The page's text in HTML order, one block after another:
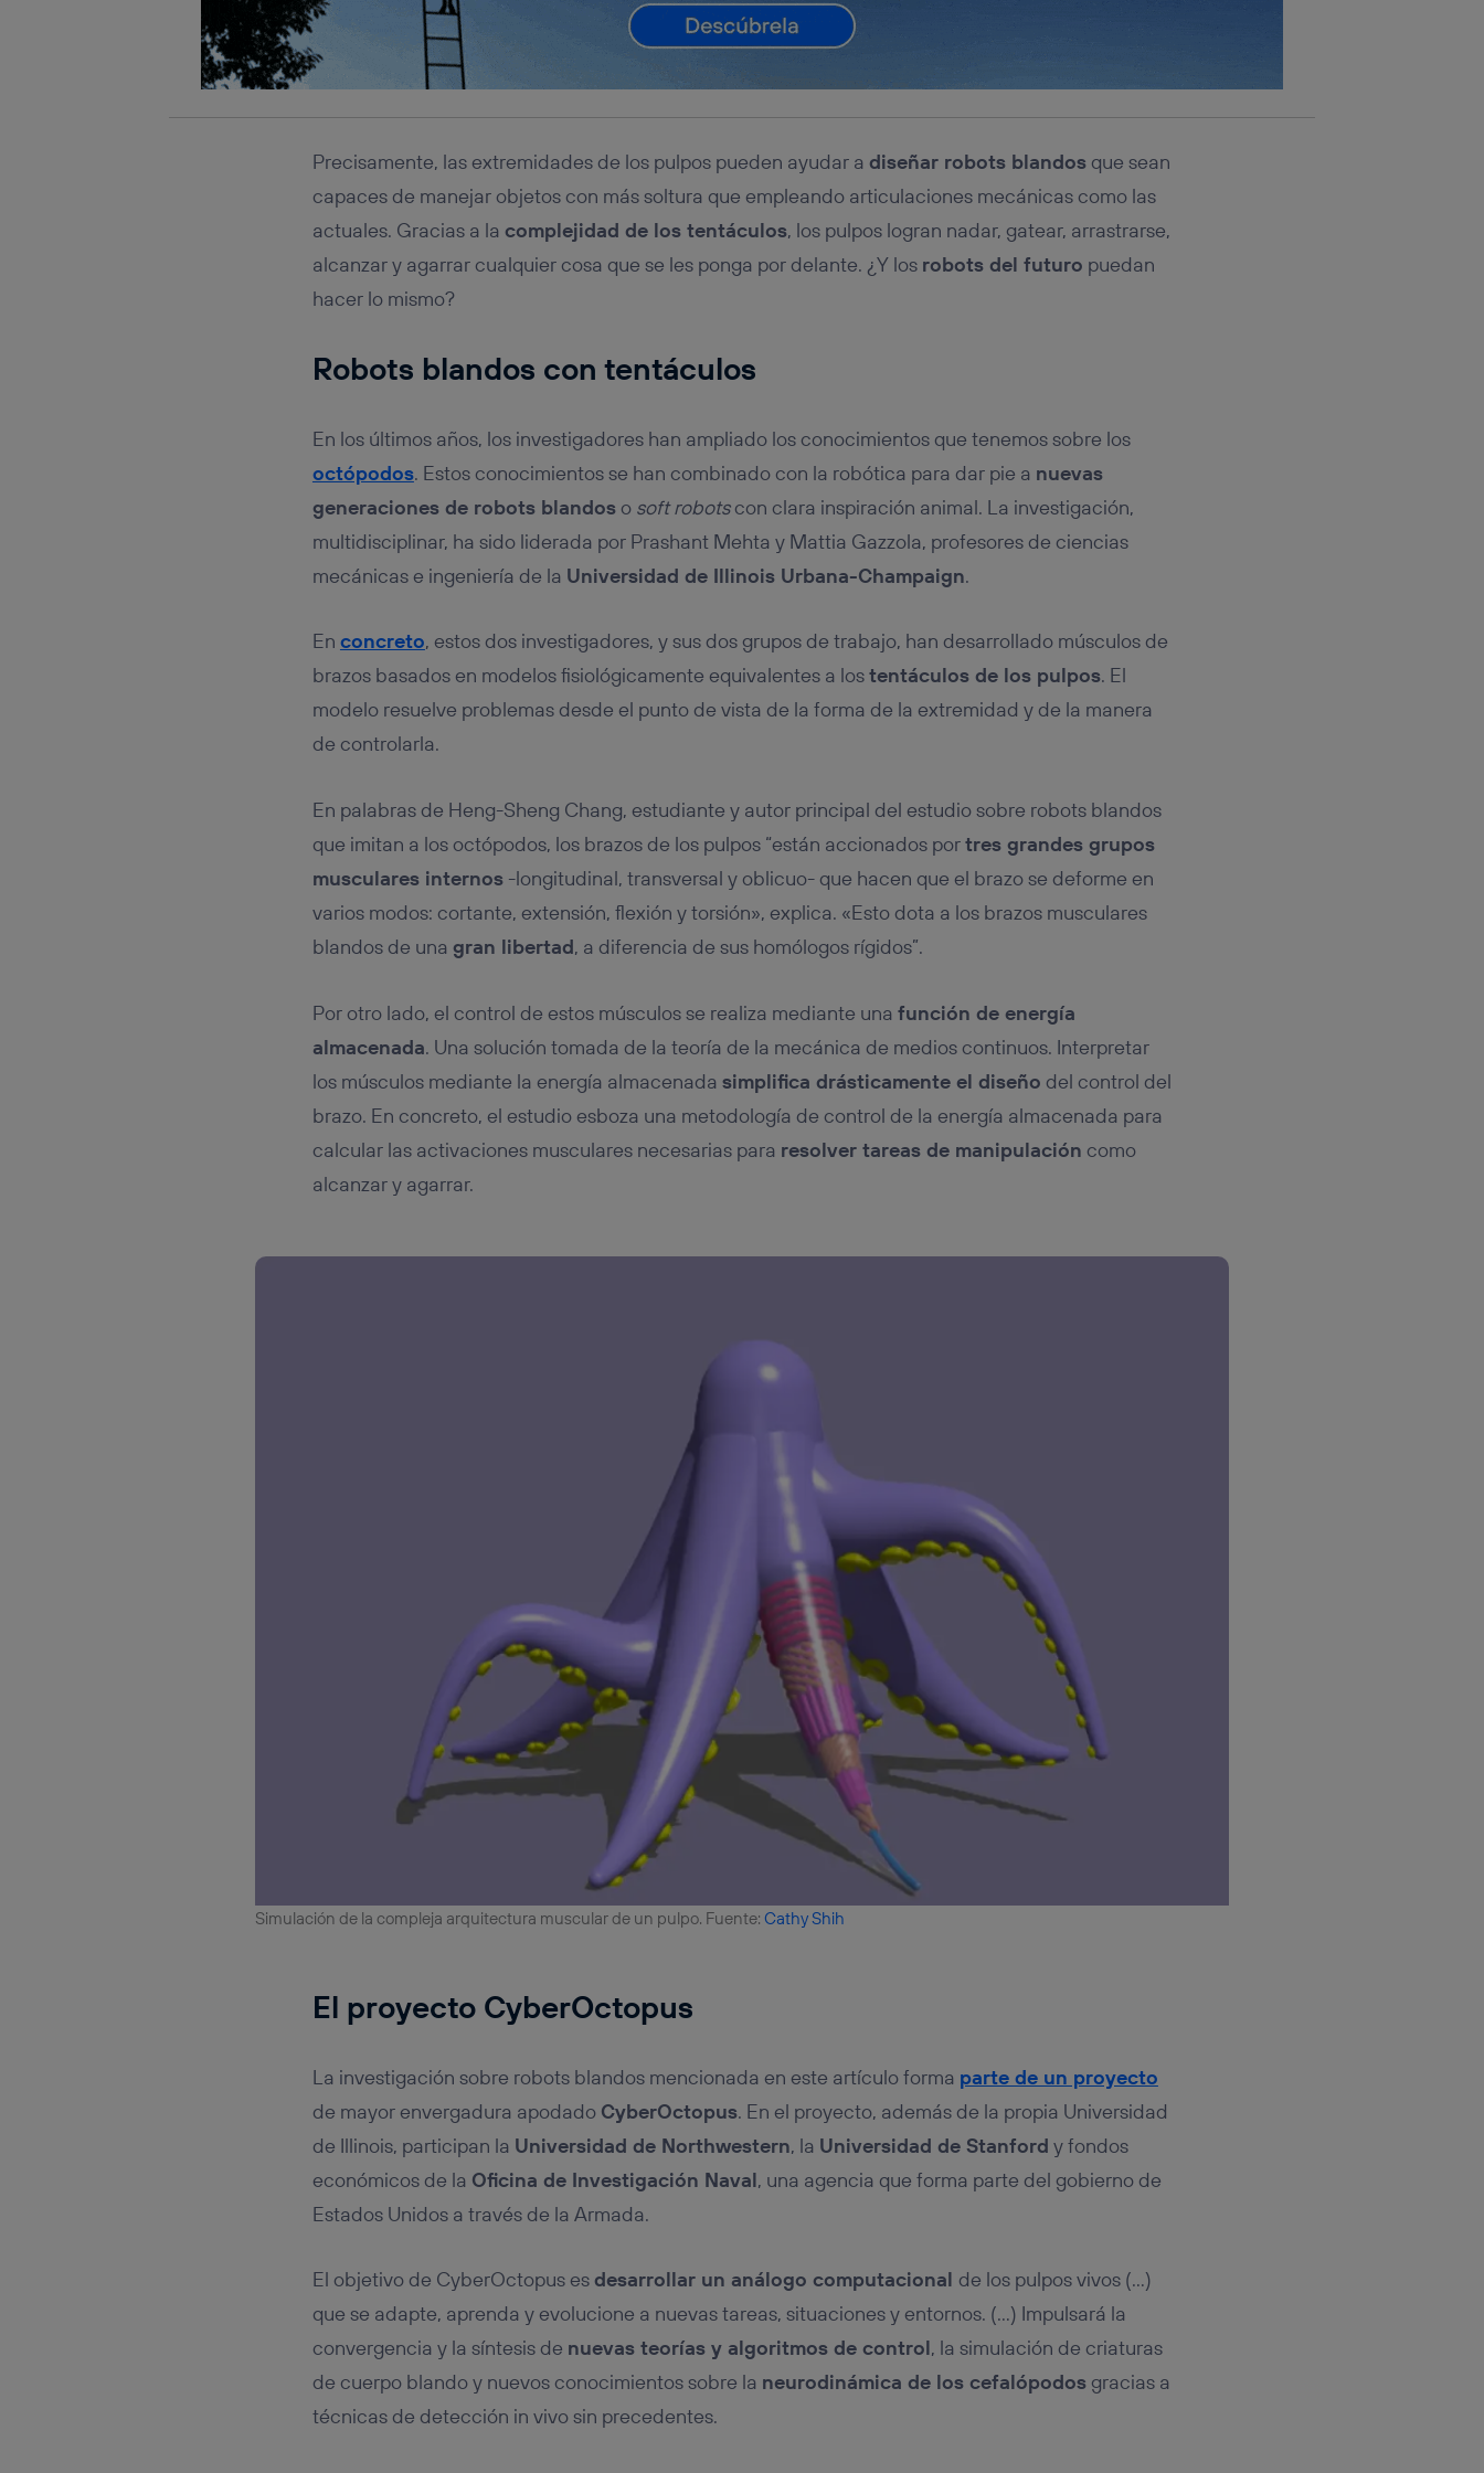
Precisamente, las extremidades de los pulpos pueden ayudar a diseñar robots blandosque sean
capaces de manejar objetos con más soltura que empleando articulaciones mecánicas como las
actuales. Gracias a la complejidad de los tentáculos, los pulpos logran nadar, gatear, arrastrarse,
alcanzar y agarrar cualquier cosa que se les ponga por delante. ¿Y los robots del futuro puedan
hacer lo mismo?
Robots blandos con tentáculos
En los últimos años, los investigadores han ampliado los conocimientos que tenemos sobre los
octópodos. Estos conocimientos se han combinado con la robótica para dar pie a nuevas
generaciones de robots blandoso soft robotscon clara inspiración animal. La investigación,
multidisciplinar, ha sido liderada por Prashant Mehta y Mattia Gazzola, profesores de ciencias
mecánicas e ingeniería de la Universidad de Illinois Urbana-Champaign.
En concreto, estos dos investigadores, y sus dos grupos de trabajo, han desarrollado músculos de
brazos basados en modelos fisiológicamente equivalentes a lostentáculos de los pulpos. El
modelo resuelve problemas desde el punto de vista de la forma de la extremidad y de la manera
de controlarla.
En palabras de Heng-Sheng Chang, estudiante y autor principal del estudio sobre robots blandos
que imitan a los octópodos, los brazos de los pulpos “están accionados portres grandes grupos
musculares internos-longitudinal, transversal y oblicuo- que hacen que el brazo se deforme en
varios modos: cortante, extensión, flexión y torsión», explica. «Esto dota a los brazos musculares
blandos de una gran libertad, a diferencia de sus homólogos rígidos”.
Por otro lado, el control de estos músculos se realiza mediante una función de energía
almacenada. Una solución tomada de la teoría de la mecánica de medios continuos. Interpretar
los músculos mediante la energía almacenada simplifica drásticamente el diseño del control del
brazo. En concreto, el estudio esboza una metodología de control de la energía almacenada para
calcular las activaciones musculares necesarias para resolver tareas de manipulación como
alcanzar y agarrar.
Simulación de la compleja arquitectura muscular de un pulpo. Fuente:Cathy Shih
El proyecto CyberOctopus
La investigación sobre robots blandos mencionada en este artículo forma parte de un proyecto
de mayor envergadura apodado CyberOctopus. En el proyecto, además de la propia Universidad
de Illinois, participan la Universidad de Northwestern, la Universidad de Stanford y fondos
económicos de la Oficina de Investigación Naval, una agencia que forma parte del gobierno de
Estados Unidos a través de la Armada.
El objetivo de CyberOctopus esdesarrollar un análogo computacional de los pulpos vivos (…)
que se adapte, aprenda y evolucione a nuevas tareas, situaciones y entornos. (…) Impulsará la
convergencia y la síntesis de nuevas teorías y algoritmos de control, la simulación de criaturas
de cuerpo blando y nuevos conocimientos sobre la neurodinámica de los cefalópodosgracias a
técnicas de detección in vivo sin precedentes.